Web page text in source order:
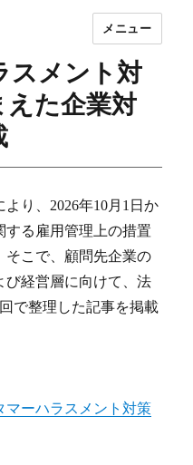
セル法律事務所
メニュー
スメント対
えた企業対
り、2026年10月1日か
する雇用管理上の措置
そこで、顧問先企業の
び経営層に向けて、法
で整理した記事を掲載
マーハラスメント対策